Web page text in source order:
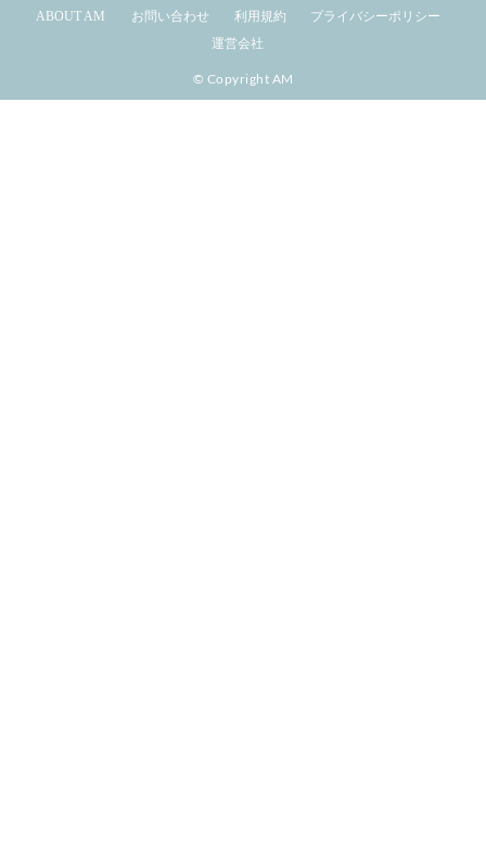
ABOUT AM お問い合わせ 利用規約
プライバシーポリシー
運営会社
© Copyright AM